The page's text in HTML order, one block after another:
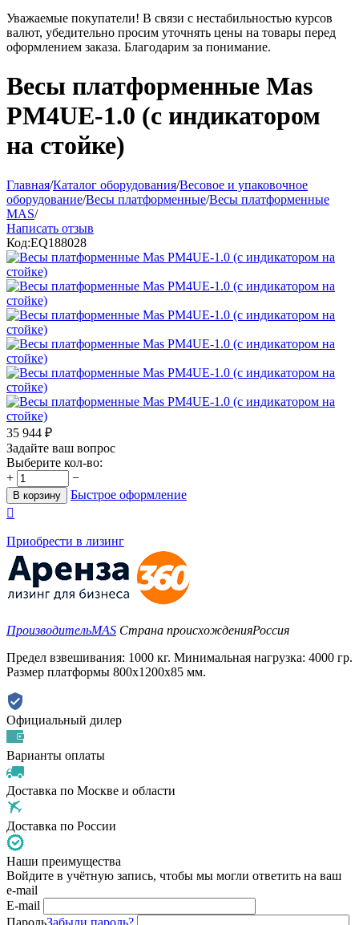
Уважаемые покупатели! В связи с нестабильностью курсов
валют, убедительно просим уточнять цены на товары перед
оформлением заказа. Благодарим за понимание.
Весы платформенные Mas
PM4UЕ-1.0 (с индикатором
на стойке)
Главная/Каталог оборудования/Весовое и упаковочное
оборудование/Весы платформенные/Весы платформенные
MAS/
Написать отзыв
Код:EQ188028
35 944 ₽
Задайте ваш вопрос
Выберите кол-во:
+
−
В корзину
Быстрое оформление

Приобрести в лизинг
ПроизводительMAS Страна происхожденияРоссия
Предел взвешивания: 1000 кг. Минимальная нагрузка: 4000 гр.
Размер платформы 800х1200х85 мм.
Официальный дилер
Варианты оплаты
Доставка по Москве и области
Доставка по России
Наши преимущества
Войдите в учётную запись, чтобы мы могли ответить на ваш
e-mail
E-mail
ПарольЗабыли пароль?